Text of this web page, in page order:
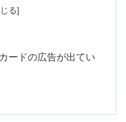
ードの広告が出てい